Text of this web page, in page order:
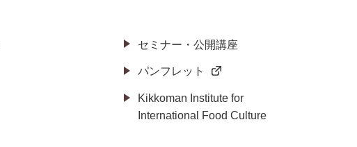
セミナー・公開講座
パンフレット
Kikkoman Institute for
International Food Culture